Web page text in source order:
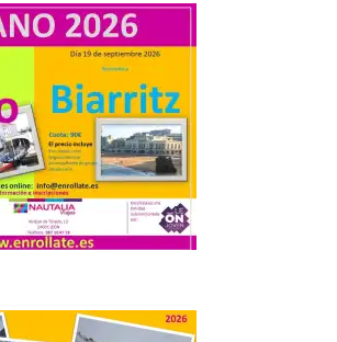
Eclipse de Sol
naturales,
con alma y
de leyenda
la Comarca de
en uno de los
para disfrutar de
astronómico único. Un
sol será visible en la